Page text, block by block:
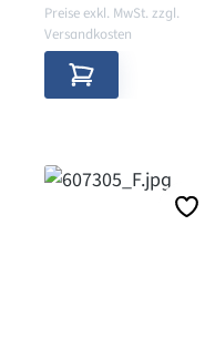
Preise exkl. MwSt. zzgl.
Versandkosten